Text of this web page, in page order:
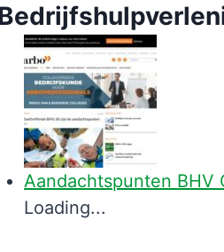
Aandachtspunten BHV
Loading...